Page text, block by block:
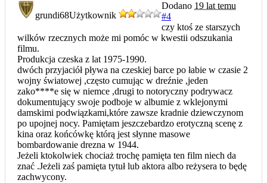
grundi68Użytkownik
Dodano 19 lat temu
#4
czy ktoś ze starszych
wilków rzecznych może mi pomóc w kwestii odszukania
filmu.
Produkcja czeska z lat 1975-1990.
dwóch przyjaciół pływa na czeskiej barce po łabie w czasie 2
wojny światowej ,często cumując w dreźnie ,jeden
zako****e się w niemce ,drugi to notoryczny podrywacz
dokumentujący swoje podboje w albumie z wklejonymi
damskimi podwiązkami,które zawsze kradnie dziewczynom
po upojnej nocy. Pamiętam jeszczebardzo erotyczną scenę z
kina oraz końcówkę którą jest słynne masowe
bombardowanie drezna w 1944.
Jeżeli ktokolwiek chociaż trochę pamięta ten film niech da
znać .Jeżeli zaś pamięta tytuł lub aktora albo reżysera to będę
zachwycony.